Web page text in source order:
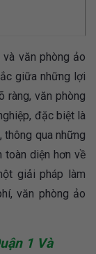
văn phòng ảo
giữa những lợi
ràng, văn phòng
đặc biệt là
thông qua những
toàn diện hơn về
giải pháp làm
văn phòng ảo
1 Và